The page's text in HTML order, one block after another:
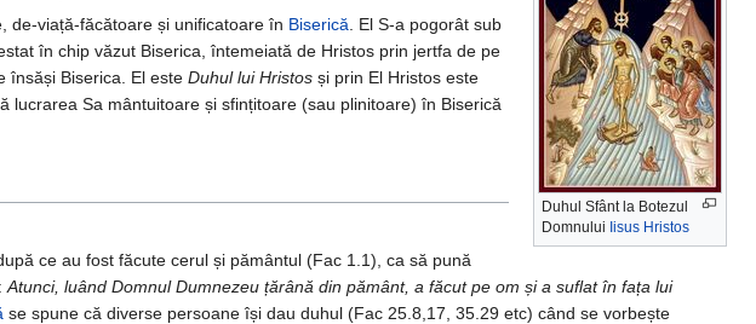
Duhul Sfânt la Botezul
Domnului Iisus Hristos
de-viață-făcătoare și unificatoare în Biserică . El S-a pogorât sub
în chip văzut Biserica, întemeiată de Hristos prin jertfa de pe
însăși Biserica. El este Duhul lui Hristos și prin El Hristos este
Sa mântuitoare și sfințitoare (sau plinitoare) în Biserică
ce au fost făcute cerul și pământul (Fac 1.1), ca să pună
Atunci, luând Domnul Dumnezeu țărână din pământ, a făcut pe om și a suflat în fața lui
se spune că diverse persoane își dau duhul (Fac 25.8,17, 35.29 etc) când se vorbește